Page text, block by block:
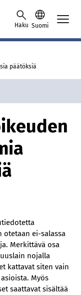
Haku Suomi
päätöksiä
otetaan ei-salassa
Merkittävä osa
nojalla
kattavat siten vain
Myös
saattavat sisältää